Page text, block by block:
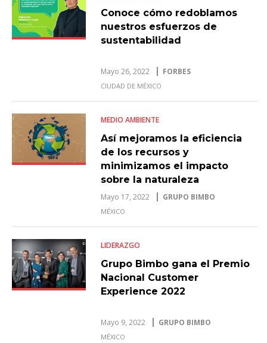
Conoce cómo redoblamos
nuestros esfuerzos de
sustentabilidad
Mayo 26, 2022 FORBES
CIUDAD DE MÉXICO
MEDIO AMBIENTE
Así mejoramos la eficiencia
de los recursos y
minimizamos el impacto
sobre la naturaleza
Mayo 17, 2022 GRUPO BIMBO
MÉXICO
LIDERAZGO
Grupo Bimbo gana el Premio
Nacional Customer
Experience 2022
Mayo 9, 2022 GRUPO BIMBO
MÉXICO